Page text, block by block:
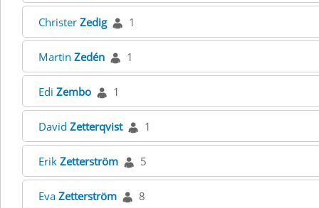
Christer Zedig 1
Martin Zedén 1
Edi Zembo 1
David Zetterqvist 1
Erik Zetterström 5
Eva Zetterström 8